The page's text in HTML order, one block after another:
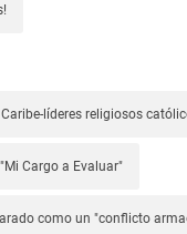
líderes religiosos
Cargo a Evaluar"
como un "conflicto